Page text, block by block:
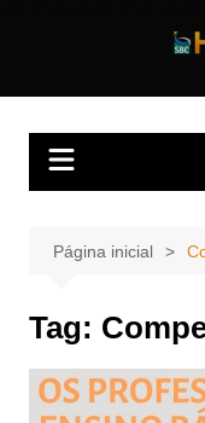
Página inicial
Tag: